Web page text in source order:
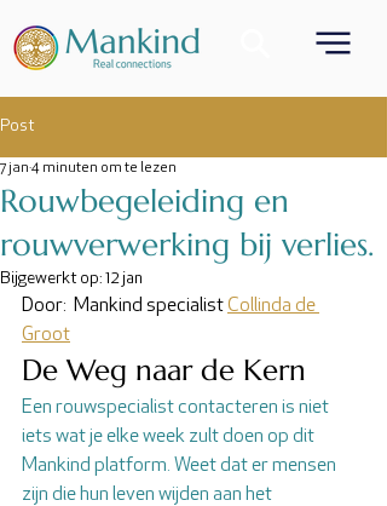
Post
Rouwbegeleiding en
rouwverwerking bij verlies.
7 jan 4 minuten om te lezen
Bijgewerkt op: 12 jan
Door:  Mankind specialist Collinda de
Groot
De Weg naar de Kern
Een rouwspecialist contacteren is niet
iets wat je elke week zult doen op dit
Mankind platform. Weet dat er mensen
zijn die hun leven wijden aan het